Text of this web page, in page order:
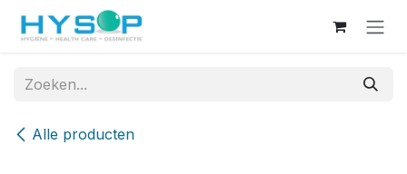
Overslaan naar inhoud
Alle producten